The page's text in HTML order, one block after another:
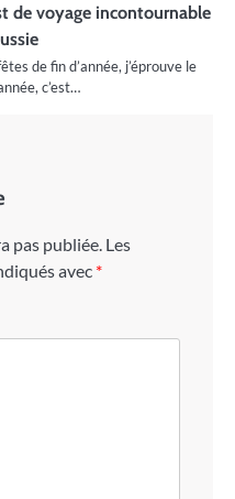
de voyage incontournable
de fin d’année, j’éprouve le
c’est…
pas publiée. Les
avec *